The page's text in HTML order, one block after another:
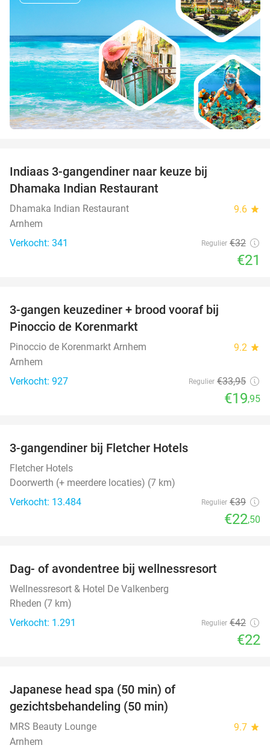
Indiaas 3-gangendiner naar keuze bij
Dhamaka Indian Restaurant
Dhamaka Indian Restaurant 9.6 star
Arnhem
Verkocht: 341
Regulier €32
€21
3-gangen keuzediner + brood vooraf bij
Pinoccio de Korenmarkt
Pinoccio de Korenmarkt Arnhem 9.2 star
Arnhem
Verkocht: 927
Regulier €33,95
€19,95
3-gangendiner bij Fletcher Hotels
Fletcher Hotels
Doorwerth (+ meerdere locaties) (7 km)
Verkocht: 13.484
Regulier €39
€22,50
Dag- of avondentree bij wellnessresort
Wellnessresort & Hotel De Valkenberg
Rheden (7 km)
Verkocht: 1.291
Regulier €42
€22
Japanese head spa (50 min) of
gezichtsbehandeling (50 min)
MRS Beauty Lounge 9.7 star
Arnhem